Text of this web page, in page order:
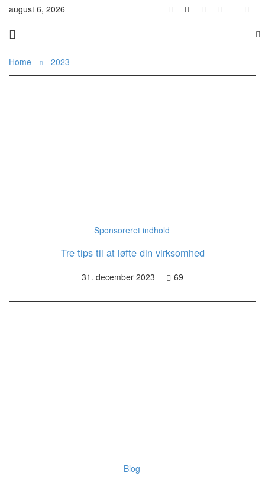
august 6, 2026
Home 2023
Sponsoreret indhold
Tre tips til at løfte din virksomhed
31. december 2023 69
Blog